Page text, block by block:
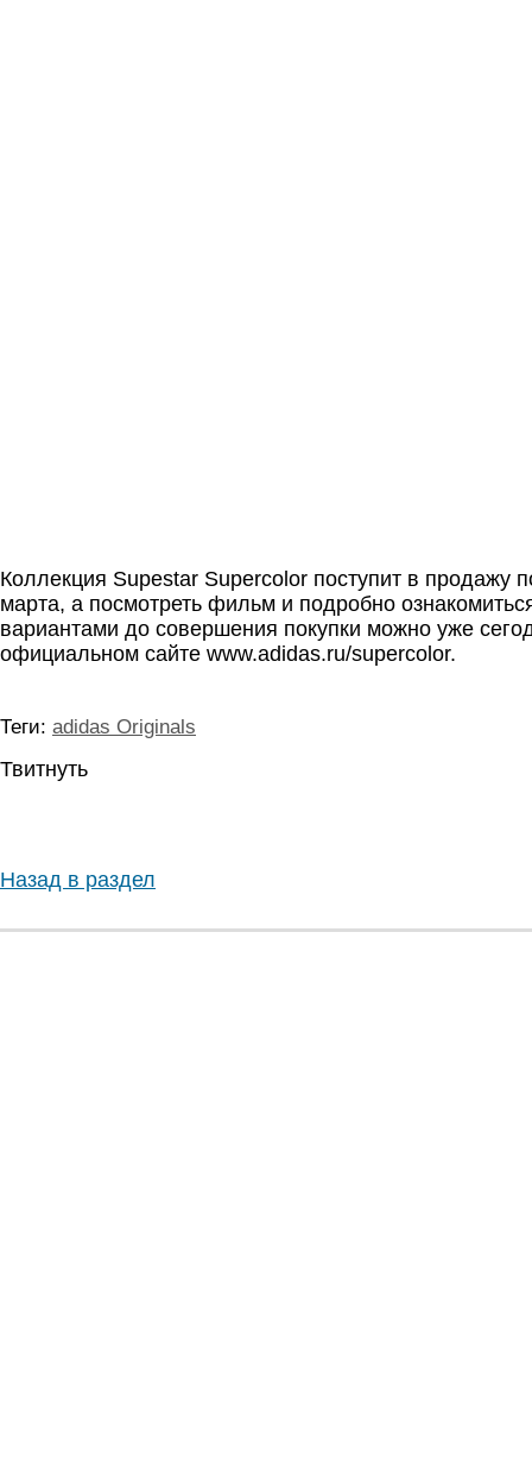
Коллекция Supestar Supercolor поступит в продажу
марта, а посмотреть фильм и подробно
вариантами до совершения покупки можно уже
официальном сайте www.adidas.ru/supercolor.
Теги: adidas Originals
Твитнуть
Назад в раздел